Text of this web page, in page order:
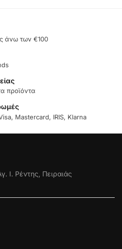
άνω των €100
προϊόντα
Mastercard, IRIS, Klarna
Ι. Ρέντης, Πειραιάς